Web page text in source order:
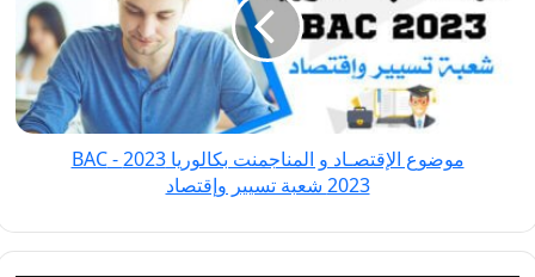
المناجمنت
بكالوريا
2023
2023 شعبة
موضوع الإقتصـاد و المناجمنت بكالوريا 2023 - BAC
2023 شعبة تسيير وإقتصاد